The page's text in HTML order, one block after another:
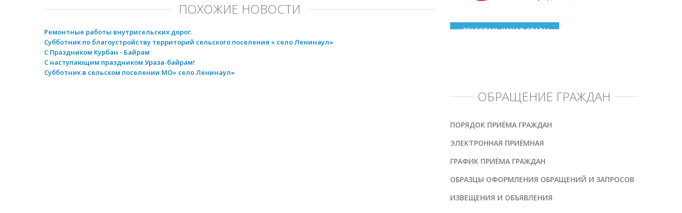
ПОХОЖИЕ НОВОСТИ
Ремонтные работы внутрисельских дорог.
Субботник по благоустройству территорий сельского поселения « село Ленинаул»
C Праздником Курбан - Байрам
С наступающим праздником Ураза-байрам!
Субботник в сельском поселении МО» село Ленинаул»
ОБРАЩЕНИЕ ГРАЖДАН
ПОРЯДОК ПРИЁМА ГРАЖДАН
ЭЛЕКТРОННАЯ ПРИЁМНАЯ
ГРАФИК ПРИЁМА ГРАЖДАН
ОБРАЗЦЫ ОФОРМЛЕНИЯ ОБРАЩЕНИЙ И ЗАПРОСОВ
ИЗВЕЩЕНИЯ И ОБЪЯВЛЕНИЯ